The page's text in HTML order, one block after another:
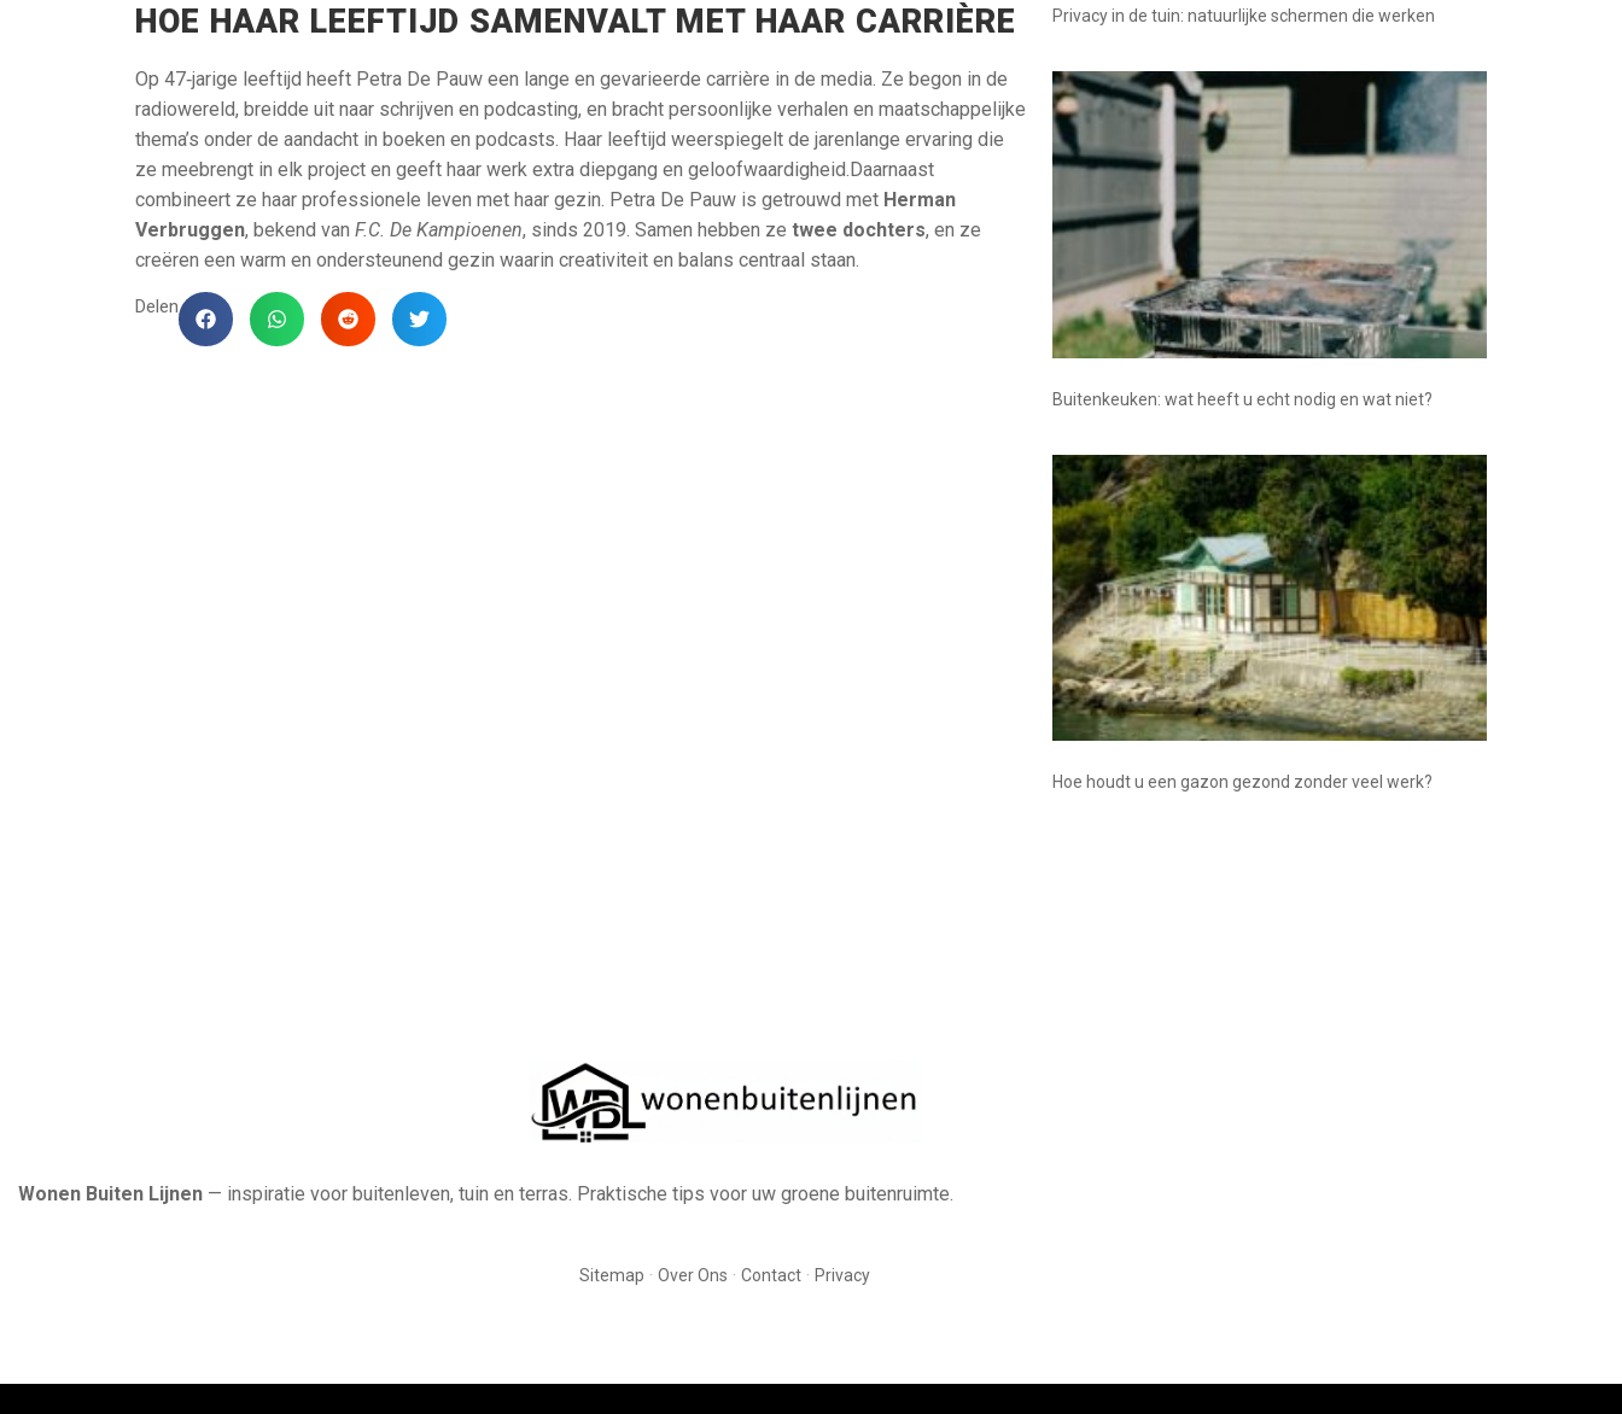
HOE HAAR LEEFTIJD SAMENVALT MET HAAR CARRIÈRE
Op 47‑jarige leeftijd heeft Petra De Pauw een lange en gevarieerde carrière in de media. Ze begon in de
radiowereld, breidde uit naar schrijven en podcasting, en bracht persoonlijke verhalen en maatschappelijke
thema’s onder de aandacht in boeken en podcasts. Haar leeftijd weerspiegelt de jarenlange ervaring die
ze meebrengt in elk project en geeft haar werk extra diepgang en geloofwaardigheid.Daarnaast
combineert ze haar professionele leven met haar gezin. Petra De Pauw is getrouwd met Herman
Verbruggen, bekend van F.C. De Kampioenen, sinds 2019. Samen hebben ze twee dochters, en ze
creëren een warm en ondersteunend gezin waarin creativiteit en balans centraal staan.
Delen
Privacy in de tuin: natuurlijke schermen die werken
Buitenkeuken: wat heeft u echt nodig en wat niet?
Hoe houdt u een gazon gezond zonder veel werk?
Wonen Buiten Lijnen — inspiratie voor buitenleven, tuin en terras. Praktische tips voor uw groene buitenruimte.
Sitemap · Over Ons · Contact· Privacy